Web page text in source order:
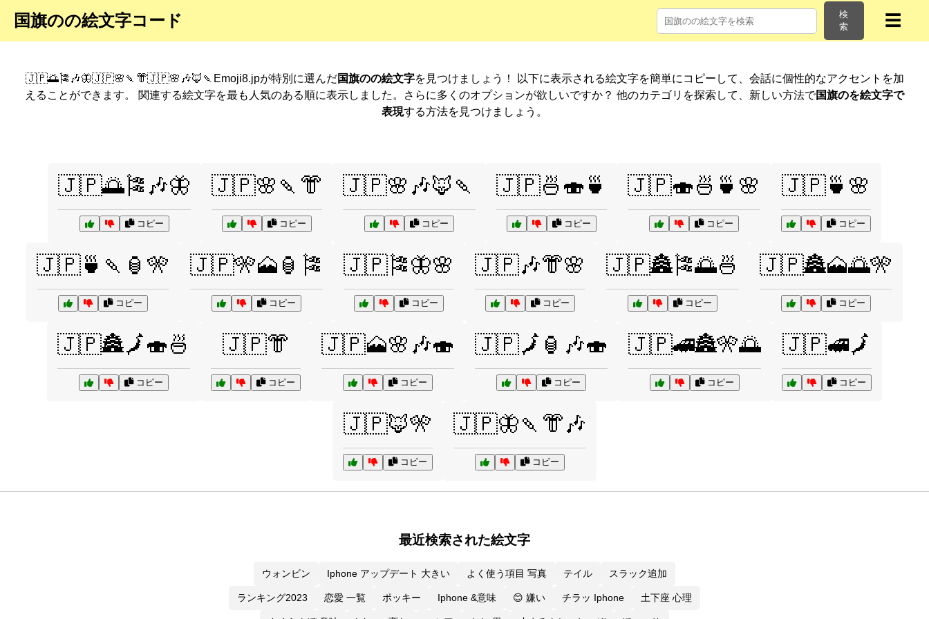
国旗のの絵文字コード
検
索
☰
🇯🇵🌅🎏🎶🦋🇯🇵🌸🍡👘🇯🇵🌸🎶🦊🍡Emoji8.jpが特別に選んだ国旗のの絵文字を見つけましょう！ 以下に表示される絵文字を簡単にコピーして、会話に個性的なアクセントを加
えることができます。 関連する絵文字を最も人気のある順に表示しました。さらに多くのオプションが欲しいですか？ 他のカテゴリを探索して、新しい方法で国旗のを絵文字で
表現する方法を見つけましょう。
🇯🇵🌅🎏🎶🦋
コピー
🇯🇵🌸🍡👘
コピー
🇯🇵🌸🎶🦊🍡
コピー
🇯🇵🍜🍣🍵
コピー
🇯🇵🍣🍜🍵🌸
コピー
🇯🇵🍵🌸
コピー
🇯🇵🍵🍡🏮🎌
コピー
🇯🇵🎌🗻🏮🎏
コピー
🇯🇵🎏🦋🌸
コピー
🇯🇵🎶👘🌸
コピー
🇯🇵🏯🎏🌅🍜
コピー
🇯🇵🏯🗻🌅🎌
コピー
🇯🇵🏯🗾🍣🍜
コピー
🇯🇵👘
コピー
🇯🇵🗻🌸🎶🍣
コピー
🇯🇵🗾🏮🎶🍣
コピー
🇯🇵🚄🏯🎌🌅
コピー
🇯🇵🚅🗾
コピー
🇯🇵🦊🎌
コピー
🇯🇵🦋🍡👘🎶
コピー
最近検索された絵文字
ウォンビン Iphone アップデート 大きい よく使う項目 写真 テイル スラック追加
ランキング2023 恋愛 一覧 ポッキー Iphone &意味 😊 嫌い チラッ Iphone 土下座 心理